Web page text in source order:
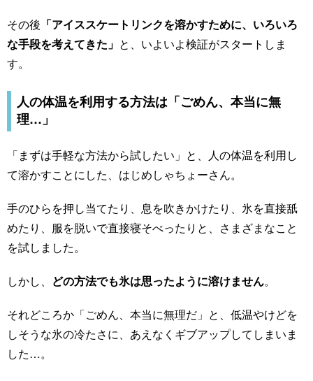
その後 「アイススケートリンクを溶かすために、いろいろ
な手段を考えてきた」 と、いよいよ検証がスタートしま
す。
人の体温を利用する方法は「ごめん、本当に無
理…」
「まずは手軽な方法から試したい」と、人の体温を利用し
て溶かすことにした、はじめしゃちょーさん。
手のひらを押し当てたり、息を吹きかけたり、氷を直接舐
めたり、服を脱いで直接寝そべったりと、さまざまなこと
を試しました。
しかし、 どの方法でも氷は思ったように溶けません。
それどころか「ごめん、本当に無理だ」と、低温やけどを
しそうな氷の冷たさに、あえなくギブアップしてしまいま
した…。